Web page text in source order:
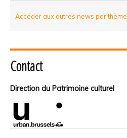
Accéder aux autres news par thème.
Contact
Direction du Patrimoine culturel